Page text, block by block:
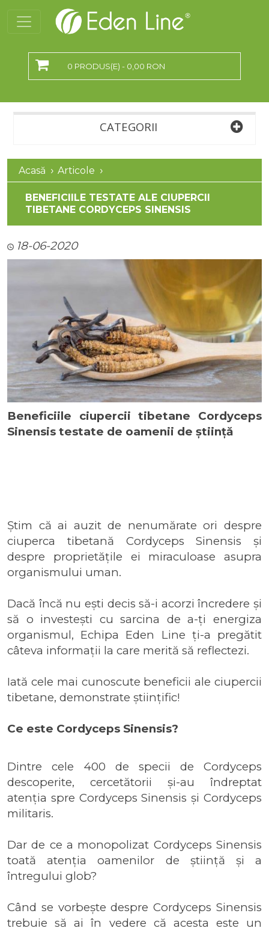
0 PRODUS(E) - 0,00 RON
CATEGORII
Acasă Articole
BENEFICIILE TESTATE ALE CIUPERCII
TIBETANE CORDYCEPS SINENSIS
18-06-2020
Beneficiile ciupercii tibetane Cordyceps
Sinensis testate de oamenii de știință
Știm că ai auzit de nenumărate ori despre
ciuperca tibetană Cordyceps Sinensis și
despre proprietățile ei miraculoase asupra
organismului uman.
Dacă încă nu ești decis să-i acorzi încredere și
să o investești cu sarcina de a-ți energiza
organismul, Echipa Eden Line ți-a pregătit
câteva informații la care merită să reflectezi.
Iată cele mai cunoscute beneficii ale ciupercii
tibetane, demonstrate științific!
Ce este Cordyceps Sinensis?
Dintre cele 400 de specii de Cordyceps
descoperite, cercetătorii și-au îndreptat
atenția spre Cordyceps Sinensis și Cordyceps
militaris.
Dar de ce a monopolizat Cordyceps Sinensis
toată atenția oamenilor de știință și a
întregului glob?
Când se vorbește despre Cordyceps Sinensis
trebuie să ai în vedere că acesta este un